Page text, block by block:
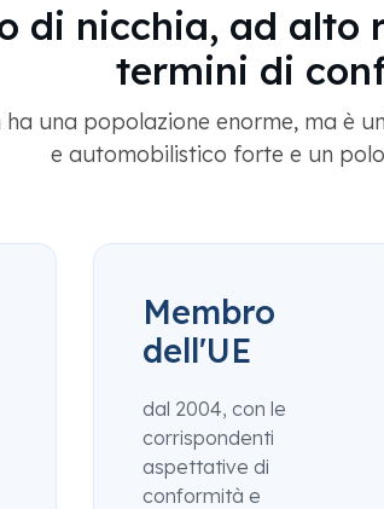
di nicchia, ad alto
termini di
ha una popolazione enorme, ma è
e automobilistico forte e un
Membro
dell'UE
dal 2004, con le
corrispondenti
aspettative di
conformità e